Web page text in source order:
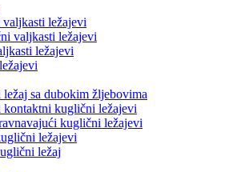
ležajevi
valjkasti ležajevi
ležajevi
sa dubokim žljebovima
kuglični ležajevi
kuglični ležajevi
ležajevi
ležaj